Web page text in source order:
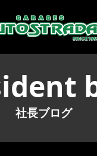
社長ブログ